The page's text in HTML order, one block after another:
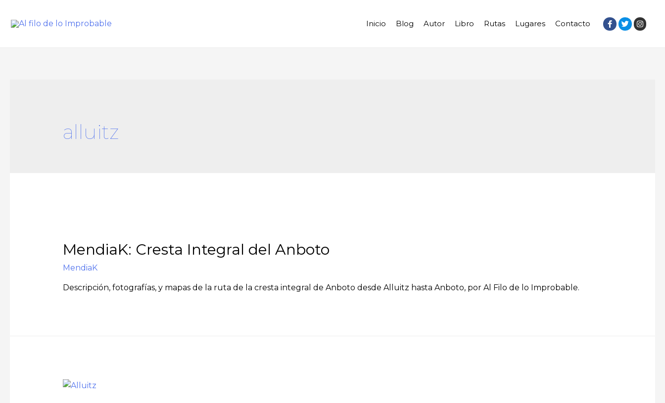
Inicio Blog Autor Libro Rutas Lugares Contacto
alluitz
MendiaK: Cresta Integral del Anboto
MendiaK
Descripción, fotografías, y mapas de la ruta de la cresta integral de Anboto desde Alluitz hasta Anboto, por Al Filo de lo Improbable.